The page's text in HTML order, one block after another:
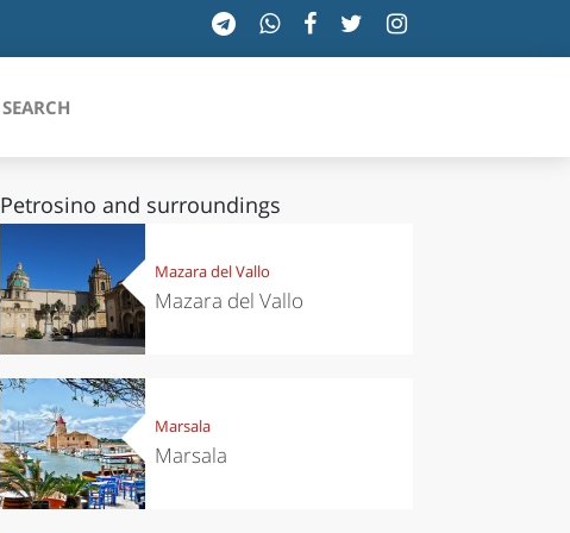
TOSCANA
TRENTINO-ALTO ADIGE
UMBRIA
VALLE D'AOSTA
VENETO
SEARCH
Petrosino and surroundings
Mazara del Vallo
Mazara del Vallo
Marsala
Marsala